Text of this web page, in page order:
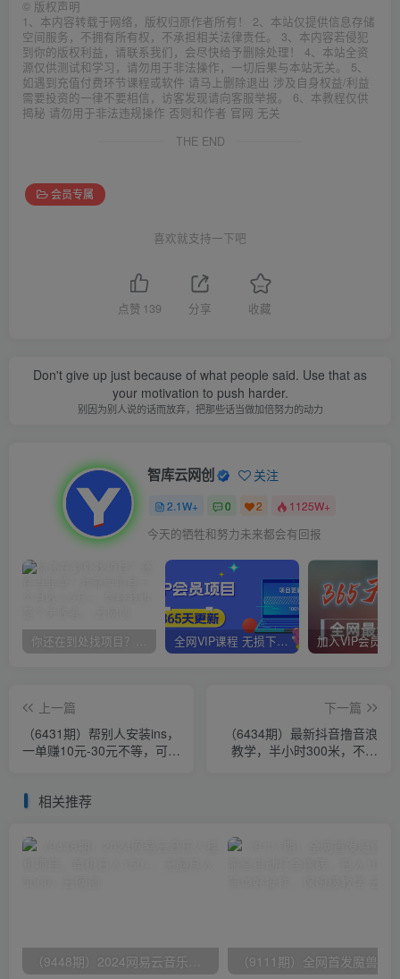
© 版权声明
1、本内容转载于网络，版权归原作者所有！ 2、本站仅提供信息存储
空间服务，不拥有所有权，不承担相关法律责任。 3、本内容若侵犯
到你的版权利益，请联系我们，会尽快给予删除处理！ 4、本站全资
源仅供测试和学习，请勿用于非法操作，一切后果与本站无关。 5、
如遇到充值付费环节课程或软件 请马上删除退出 涉及自身权益/利益
需要投资的一律不要相信，访客发现请向客服举报。 6、本教程仅供
揭秘 请勿用于非法违规操作 否则和作者 官网 无关
THE END
会员专属
喜欢就支持一下吧
点赞 139 分享 收藏
Don't give up just because of what people said. Use that as
your motivation to push harder.
别因为别人说的话而放弃，把那些话当做加倍努力的动力
智库云网创 关注
2.1W+ 0 2 1125W+
今天的牺牲和努力未来都会有回报
你还在到处找项目？还在当韭菜？我靠卖项目一个月收入5万+，曾经我也是个失败者。 全网VIP课程 无损下载~
上一篇
（6431期）帮别人安装ins，
一单赚10元-30元不等，可以
下一篇
（6434期）最新抖音撸音浪
教学，半小时300米，不露
相关推荐